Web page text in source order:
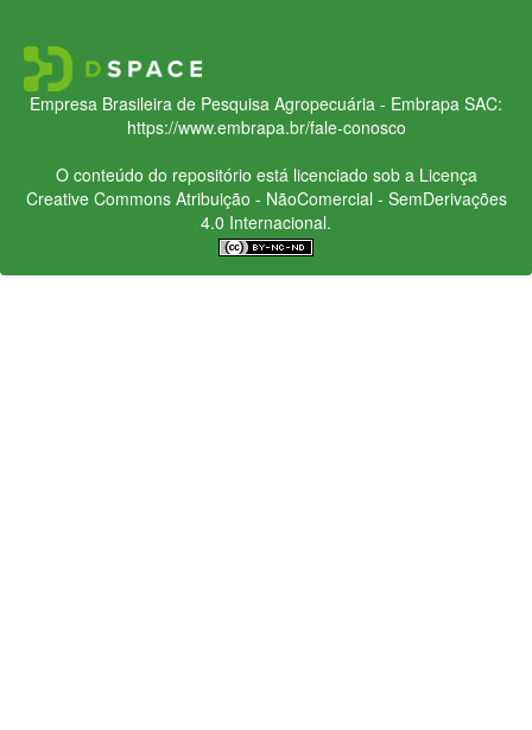
Empresa Brasileira de Pesquisa Agropecuária - Embrapa SAC:
https://www.embrapa.br/fale-conosco
O conteúdo do repositório está licenciado sob a Licença
Creative CommonsAtribuição - NãoComercial - SemDerivações
4.0 Internacional.